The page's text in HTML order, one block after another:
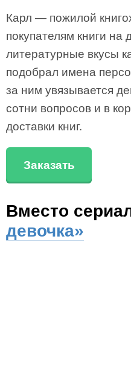
Карл — пожилой
покупателям книги на
литературные вкусы
подобрал имена
за ним увязывается
сотни вопросов и в
доставки книг.
Заказать
Вместо
девочка»